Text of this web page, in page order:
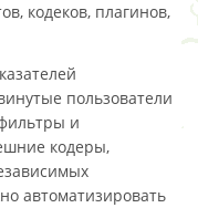
кодеков, плагинов,
пользователи
и
кодеры,
автоматизировать